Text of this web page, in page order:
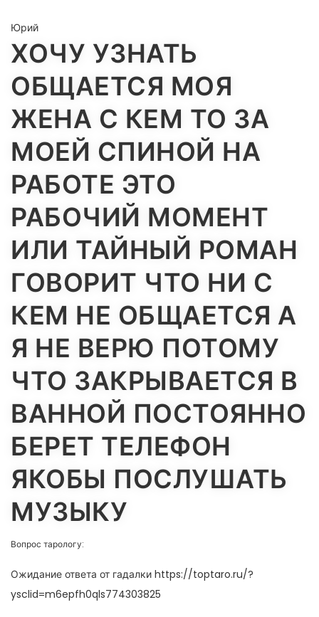
Юрий
ХОЧУ УЗНАТЬ
ОБЩАЕТСЯ МОЯ
ЖЕНА С КЕМ ТО ЗА
МОЕЙ СПИНОЙ НА
РАБОТЕ ЭТО
РАБОЧИЙ МОМЕНТ
ИЛИ ТАЙНЫЙ РОМАН
ГОВОРИТ ЧТО НИ С
КЕМ НЕ ОБЩАЕТСЯ А
Я НЕ ВЕРЮ ПОТОМУ
ЧТО ЗАКРЫВАЕТСЯ В
ВАННОЙ ПОСТОЯННО
БЕРЕТ ТЕЛЕФОН
ЯКОБЫ ПОСЛУШАТЬ
МУЗЫКУ
Вопрос тарологу:
Ожидание ответа от гадалки https://toptaro.ru/?
ysclid=m6epfh0qls774303825